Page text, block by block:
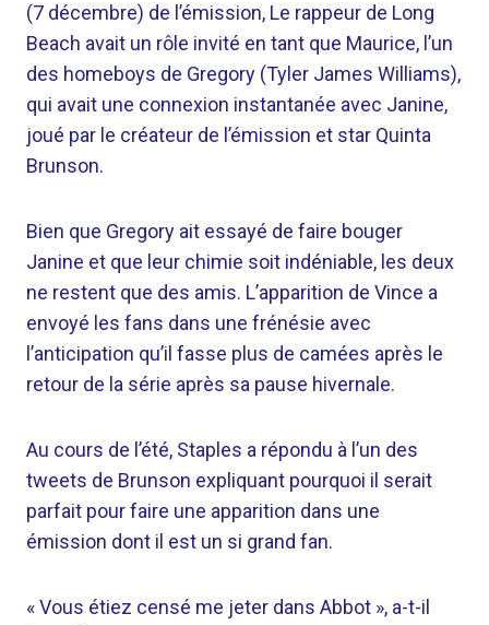
(7 décembre) de l’émission, Le rappeur de Long
Beach avait un rôle invité en tant que Maurice, l’un
des homeboys de Gregory (Tyler James Williams),
qui avait une connexion instantanée avec Janine,
joué par le créateur de l’émission et star Quinta
Brunson.
Bien que Gregory ait essayé de faire bouger
Janine et que leur chimie soit indéniable, les deux
ne restent que des amis. L’apparition de Vince a
envoyé les fans dans une frénésie avec
l’anticipation qu’il fasse plus de camées après le
retour de la série après sa pause hivernale.
Au cours de l’été, Staples a répondu à l’un des
tweets de Brunson expliquant pourquoi il serait
parfait pour faire une apparition dans une
émission dont il est un si grand fan.
« Vous étiez censé me jeter dans Abbot », a-t-il